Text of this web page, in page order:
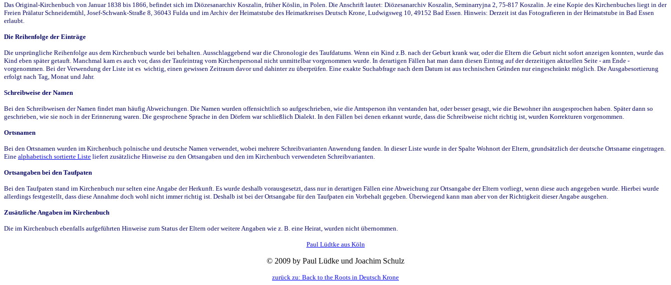
Das Original-Kirchenbuch von Januar 1838 bis 1866, befindet sich im Diözesanarchiv Koszalin, früher Köslin, in Polen. Die Anschrift lautet: Diözesanarchiv Koszalin, Seminarryjna 2, 75-817 Koszalin. Je eine Kopie des Kirchenbuches liegt in der
Freien Prälatur Schneidemühl, Josef-Schwank-Straße 8, 36043 Fulda und im Archiv der Heimatstube des Heimatkreises Deutsch Krone, Ludwigsweg 10, 49152 Bad Essen. Hinweis: Derzeit ist das Fotografieren in der Heimatstube in Bad Essen
erlaubt.
Die Reihenfolge der Einträge
Die ursprüngliche Reihenfolge aus dem Kirchenbuch wurde bei behalten. Ausschlaggebend war die Chronologie des Taufdatums. Wenn ein Kind z.B. nach der Geburt krank war, oder die Eltern die Geburt nicht sofort anzeigen konnten, wurde das
Kind eben später getauft. Manchmal kam es auch vor, dass der Taufeintrag vom Kirchenpersonal nicht unmittelbar vorgenommen wurde. In derartigen Fällen hat man dann diesen Eintrag auf der derzeitigen aktuellen Seite - am Ende -
vorgenommen. Bei der Verwendung der Liste ist es wichtig, einen gewissen Zeitraum davor und dahinter zu überprüfen. Eine exakte Suchabfrage nach dem Datum ist aus technischen Gründen nur eingeschränkt möglich. Die Ausgabesortierung
erfolgt nach Tag, Monat und Jahr.
Schreibweise der Namen
Bei den Schreibweisen der Namen findet man häufig Abweichungen. Die Namen wurden offensichtlich so aufgeschrieben, wie die Amtsperson ihn verstanden hat, oder besser gesagt, wie die Bewohner ihn ausgesprochen haben. Später dann so
geschrieben, wie sie noch in der Erinnerung waren. Die gesprochene Sprache in den Dörfern war schließlich Dialekt. In den Fällen bei denen erkannt wurde, dass die Schreibweise nicht richtig ist, wurden Korrekturen vorgenommen.
Ortsnamen
Bei den Ortsnamen wurden im Kirchenbuch polnische und deutsche Namen verwendet, wobei mehrere Schreibvarianten Anwendung fanden. In dieser Liste wurde in der Spalte Wohnort der Eltern, grundsätzlich der deutsche Ortsname eingetragen.
Eine alphabetisch sortierte Liste liefert zusätzliche Hinweise zu den Ortsangaben und den im Kirchenbuch verwendeten Schreibvarianten.
Ortsangaben bei den Taufpaten
Bei den Taufpaten stand im Kirchenbuch nur selten eine Angabe der Herkunft. Es wurde deshalb vorausgesetzt, dass nur in derartigen Fällen eine Abweichung zur Ortsangabe der Eltern vorliegt, wenn diese auch angegeben wurde. Hierbei wurde
allerdings festgestellt, dass diese Annahme doch wohl nicht immer richtig ist. Deshalb ist bei der Ortsangabe für den Taufpaten ein Vorbehalt gegeben. Überwiegend kann man aber von der Richtigkeit dieser Angabe ausgehen.
Zusätzliche Angaben im Kirchenbuch
Die im Kirchenbuch ebenfalls aufgeführten Hinweise zum Status der Eltern oder weitere Angaben wie z. B. eine Heirat, wurden nicht übernommen.
Paul Lüdtke aus Köln
© 2009 by Paul Lüdke und Joachim Schulz
zurück zu: Back to the Roots in Deutsch Krone